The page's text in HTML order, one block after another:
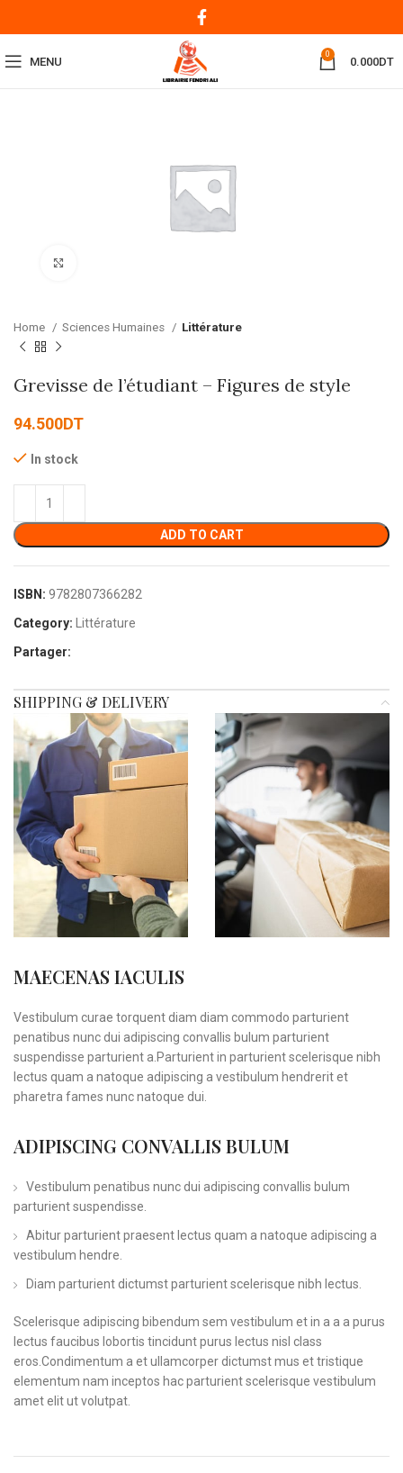
MENU
0
0.000DT
Home Sciences Humaines Littérature
Grevisse de l’étudiant – Figures de style
94.500DT
In stock
ADD TO CART
ISBN: 9782807366282
Category:
Littérature
Partager:
SHIPPING & DELIVERY
MAECENAS IACULIS
Vestibulum curae torquent diam diam commodo parturient
penatibus nunc dui adipiscing convallis bulum parturient
suspendisse parturient a.Parturient in parturient scelerisque nibh
lectus quam a natoque adipiscing a vestibulum hendrerit et
pharetra fames nunc natoque dui.
ADIPISCING CONVALLIS BULUM
Vestibulum penatibus nunc dui adipiscing convallis bulum
parturient suspendisse.
Abitur parturient praesent lectus quam a natoque adipiscing a
vestibulum hendre.
Diam parturient dictumst parturient scelerisque nibh lectus.
Scelerisque adipiscing bibendum sem vestibulum et in a a a purus
lectus faucibus lobortis tincidunt purus lectus nisl class
eros.Condimentum a et ullamcorper dictumst mus et tristique
elementum nam inceptos hac parturient scelerisque vestibulum
amet elit ut volutpat.